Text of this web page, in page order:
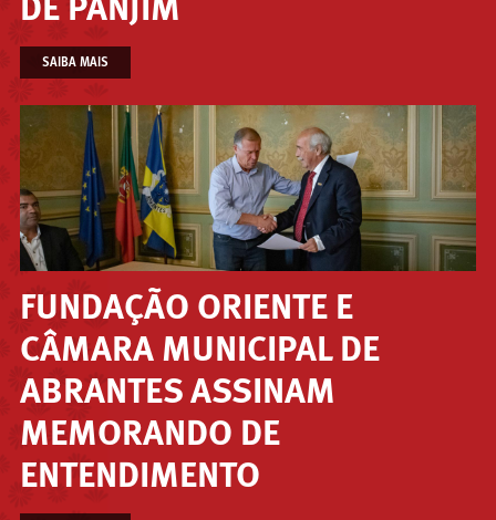
DE PANJIM
SAIBA MAIS
FUNDAÇÃO ORIENTE E
CÂMARA MUNICIPAL DE
ABRANTES ASSINAM
MEMORANDO DE
ENTENDIMENTO